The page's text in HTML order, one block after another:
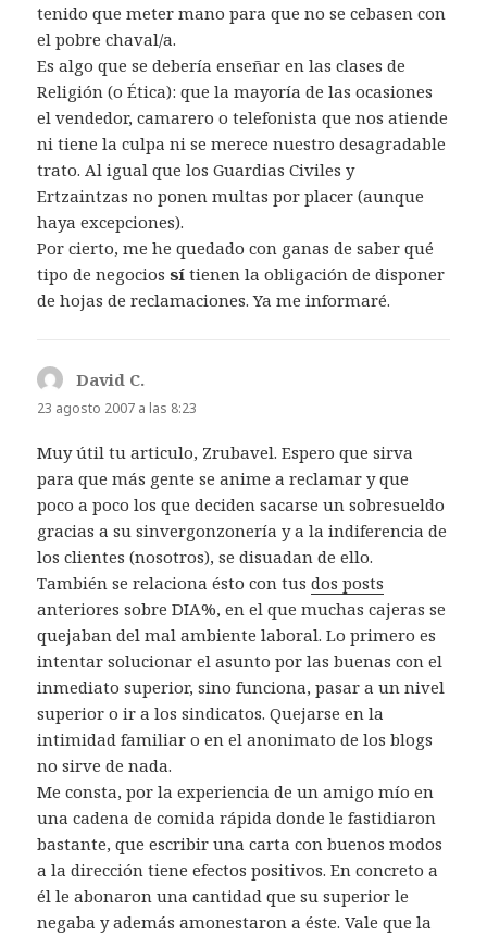
tenido que meter mano para que no se cebasen con
el pobre chaval/a.
Es algo que se debería enseñar en las clases de
Religión (o Ética): que la mayoría de las ocasiones
el vendedor, camarero o telefonista que nos atiende
ni tiene la culpa ni se merece nuestro desagradable
trato. Al igual que los Guardias Civiles y
Ertzaintzas no ponen multas por placer (aunque
haya excepciones).
Por cierto, me he quedado con ganas de saber qué
tipo de negociossí tienen la obligación de disponer
de hojas de reclamaciones. Ya me informaré.
David C.
23 agosto 2007 a las 8:23
Muy útil tu articulo, Zrubavel. Espero que sirva
para que más gente se anime a reclamar y que
poco a poco los que deciden sacarse un sobresueldo
gracias a su sinvergonzonería y a la indiferencia de
los clientes (nosotros), se disuadan de ello.
También se relaciona ésto con tusdosposts
anteriores sobre DIA%, en el que muchas cajeras se
quejaban del mal ambiente laboral. Lo primero es
intentar solucionar el asunto por las buenas con el
inmediato superior, sino funciona, pasar a un nivel
superior o ir a los sindicatos. Quejarse en la
intimidad familiar o en el anonimato de los blogs
no sirve de nada.
Me consta, por la experiencia de un amigo mío en
una cadena de comida rápida donde le fastidiaron
bastante, que escribir una carta con buenos modos
a la dirección tiene efectos positivos. En concreto a
él le abonaron una cantidad que su superior le
negaba y además amonestaron a éste. Vale que la